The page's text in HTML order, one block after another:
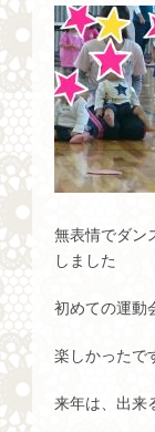
無表情でダン
しました
初めての運動
楽しかったで
来年は、出来